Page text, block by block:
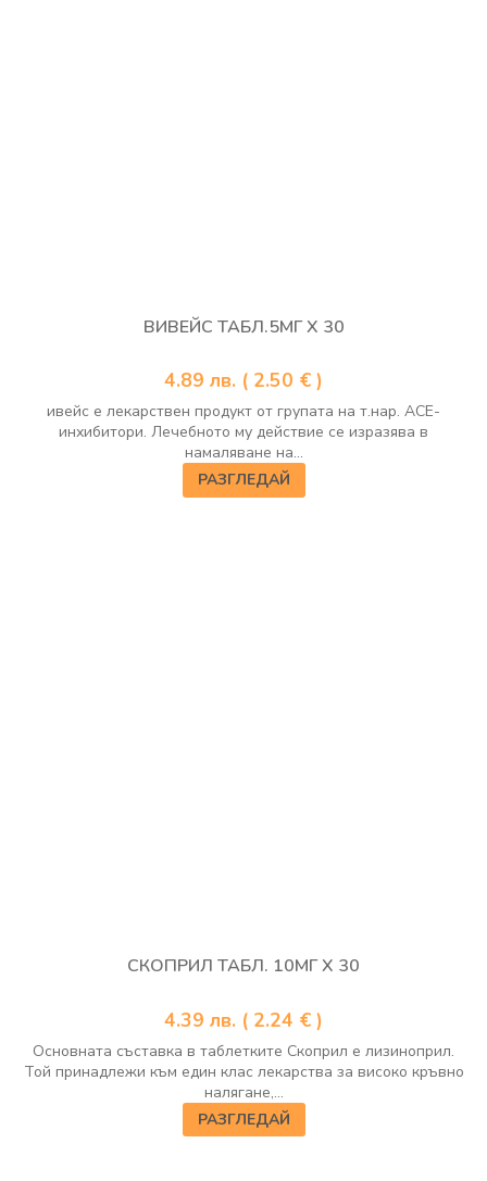
ВИВЕЙС ТАБЛ.5МГ Х 30
4.89 лв. ( 2.50 € )
ивейс е лекарствен продукт от групата на т.нар. АСЕ-
инхибитори. Лечебното му действие се изразява в
намаляване на...
РАЗГЛЕДАЙ
СКОПРИЛ ТАБЛ. 10МГ Х 30
4.39 лв. ( 2.24 € )
Основната съставка в таблетките Скоприл е лизиноприл.
Той принадлежи към един клас лекарства за високо кръвно
налягане,...
РАЗГЛЕДАЙ